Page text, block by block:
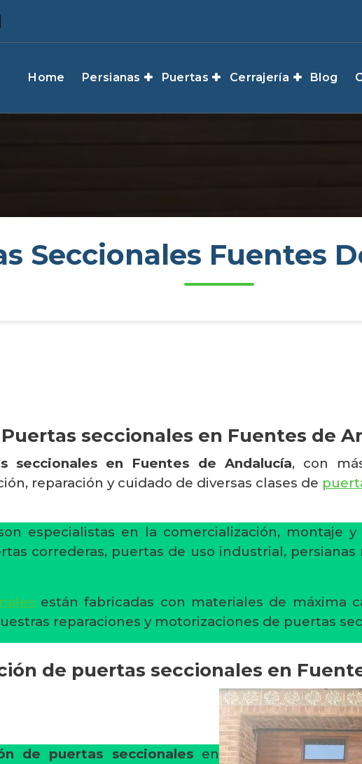
Home Persianas Puertas Cerrajería Blog
Seccionales Fuentes
Puertas seccionales en Fuentes de
seccionales en Fuentes de Andalucía, con
reparación y cuidado de diversas clases de
especialistas en la comercialización, montaje
correderas, puertas de uso industrial,
están fabricadas con materiales de máxima
reparaciones y motorizaciones de puertas
de puertas seccionales en
de puertas seccionalesen